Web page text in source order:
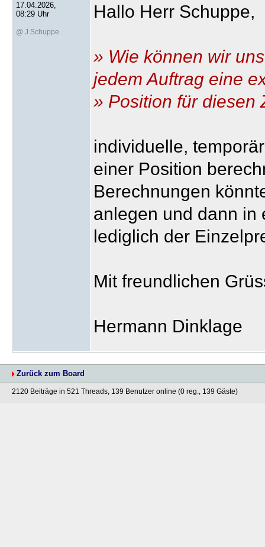
17.04.2026,
08:29 Uhr
@ J.Schuppe
Hallo Herr Schuppe,
» Wie können wir
jedem Auftrag eine
» Position für diesen
individuelle,
einer Position
Berechnungen
anlegen und dann in
lediglich der
Mit freundlichen
Hermann Dinklage
Zurück zum Board
2120 Beiträge in 521 Threads, 139 Benutzer online (0 reg., 139 Gäste)